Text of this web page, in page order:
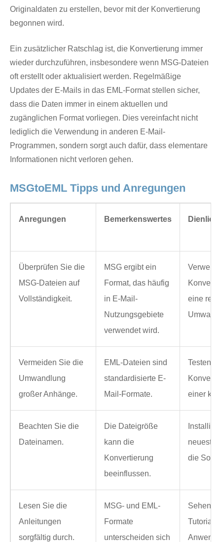
Originaldaten zu erstellen, bevor mit der Konvertierung
begonnen wird.
Ein zusätzlicher Ratschlag ist, die Konvertierung immer
wieder durchzuführen, insbesondere wenn MSG-Dateien
oft erstellt oder aktualisiert werden. Regelmäßige
Updates der E-Mails in das EML-Format stellen sicher,
dass die Daten immer in einem aktuellen und
zugänglichen Format vorliegen. Dies vereinfacht nicht
lediglich die Verwendung in anderen E-Mail-
Programmen, sondern sorgt auch dafür, dass elementare
Informationen nicht verloren gehen.
MSGtoEML Tipps und Anregungen
Anregungen Bemerkenswertes
Überprüfen Sie die
MSG-Dateien auf
Vollständigkeit.
MSG ergibt ein
Format, das häufig
in E-Mail-
Nutzungsgebiete
verwendet wird.
eine
Vermeiden Sie die
Umwandlung
großer Anhänge.
EML-Dateien sind
standardisierte E-
Mail-Formate.
Testen
einer
Beachten Sie die
Dateinamen.
Die Dateigröße
kann die
Konvertierung
beeinflussen.
die
Lesen Sie die
Anleitungen
sorgfältig durch.
MSG- und EML-
Formate
unterscheiden sich
Sehen
Tutorials